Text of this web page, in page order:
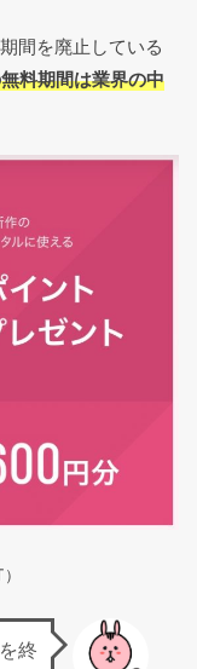
間を廃止している
料期間は業界の中
終